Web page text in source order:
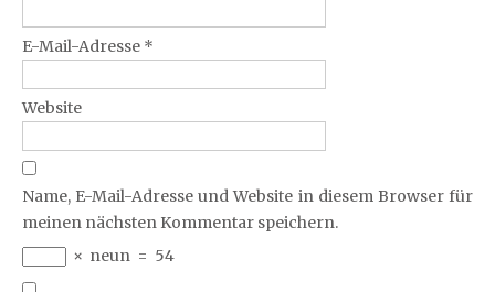
E-Mail-Adresse *
Website
Name, E-Mail-Adresse und Website in diesem Browser für
meinen nächsten Kommentar speichern.
× neun = 54